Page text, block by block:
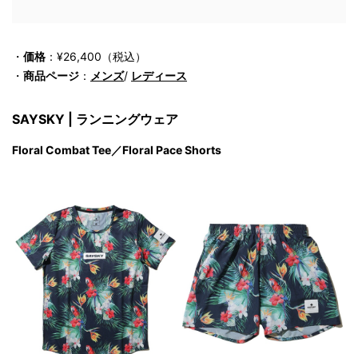
・ 価格 ：¥26,400（税込）
・ 商品ページ ： メンズ/ レディース
SAYSKY | ランニングウェア
Floral Combat Tee／Floral Pace Shorts